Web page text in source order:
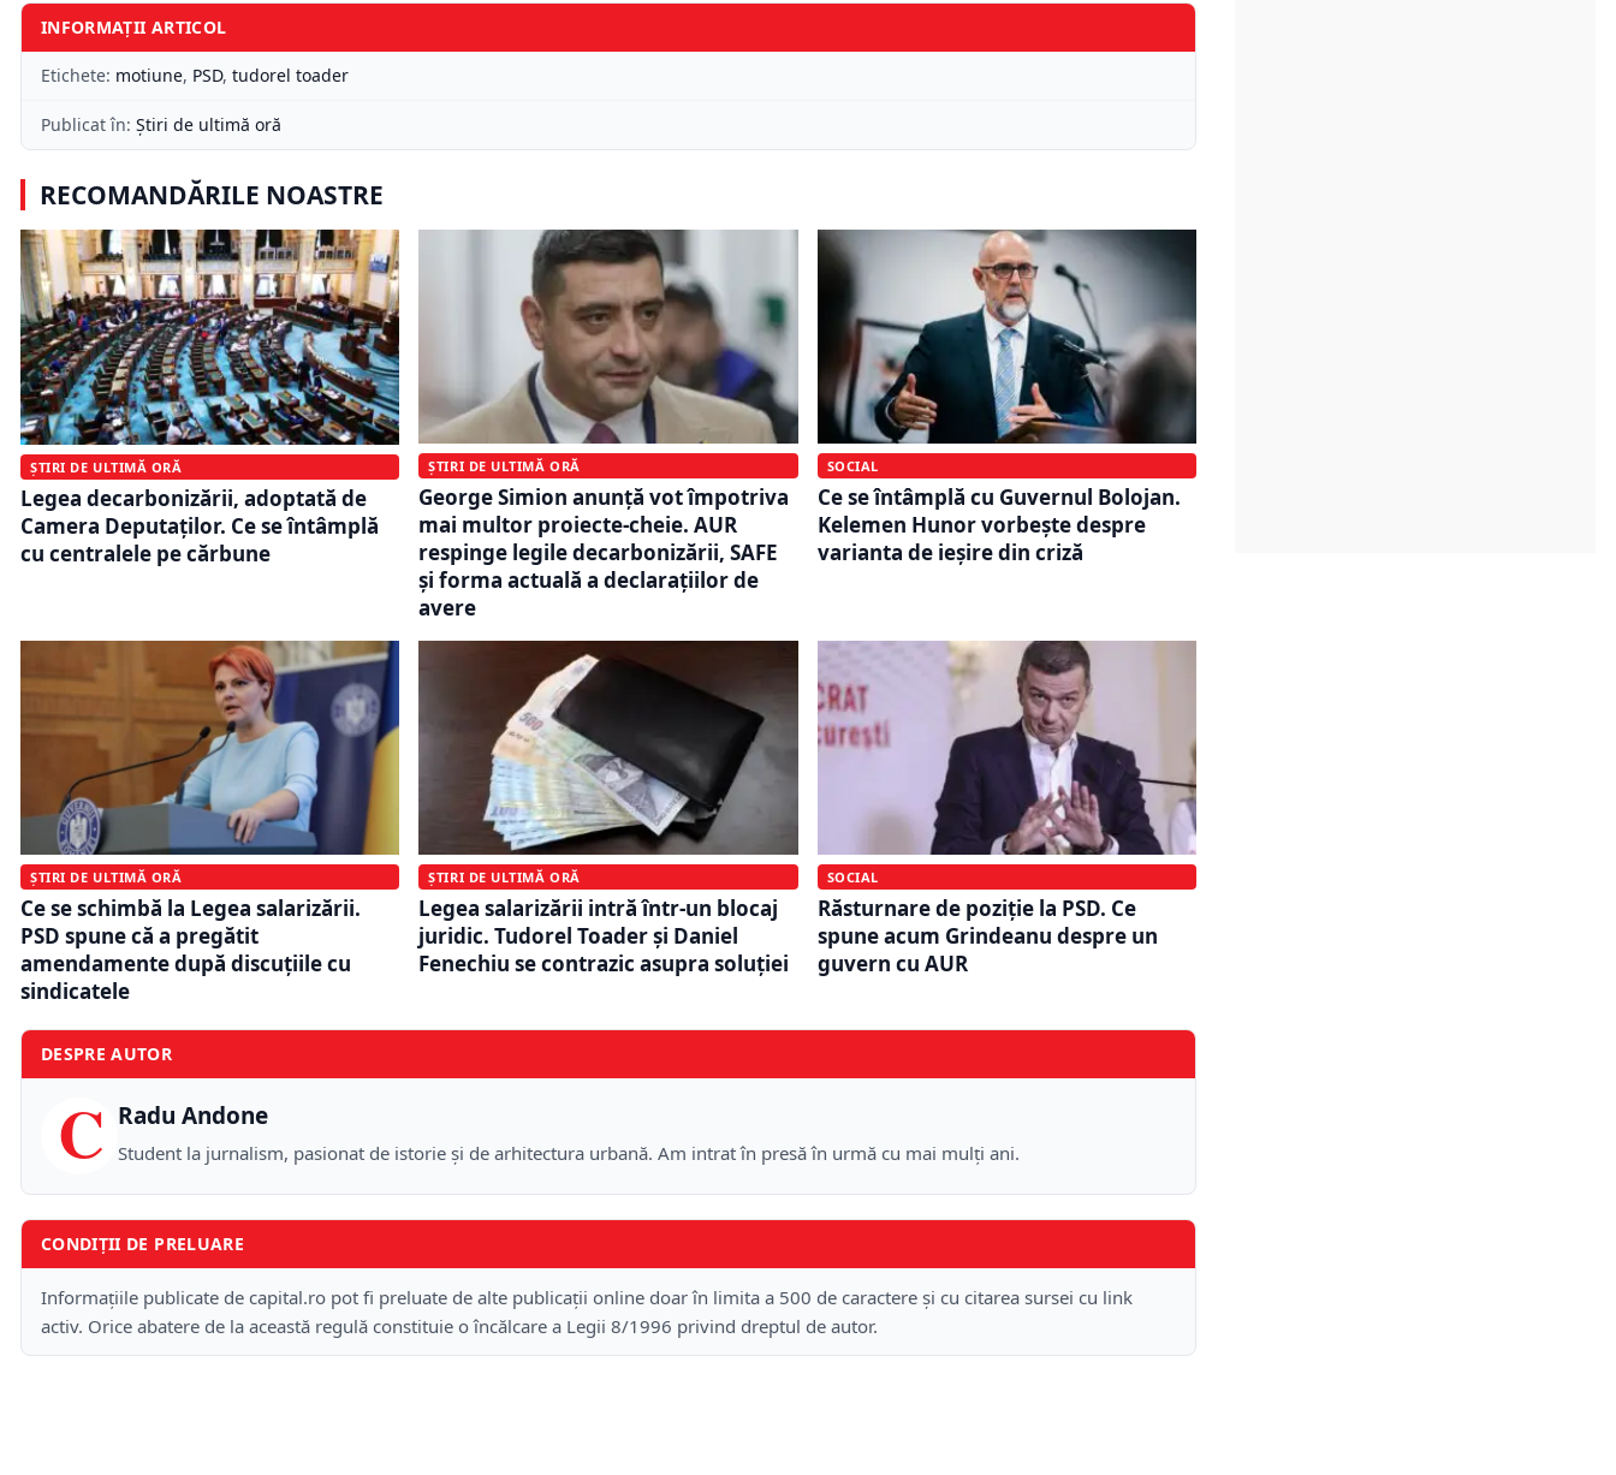
INFORMAȚII ARTICOL
Etichete: motiune, PSD, tudorel toader
Publicat în: Știri de ultimă oră
RECOMANDĂRILE NOASTRE
ȘTIRI DE ULTIMĂ ORĂ
Legea decarbonizării, adoptată de
Camera Deputaților. Ce se întâmplă
cu centralele pe cărbune
ȘTIRI DE ULTIMĂ ORĂ
George Simion anunță vot împotriva
mai multor proiecte-cheie. AUR
respinge legile decarbonizării, SAFE
și forma actuală a declarațiilor de
avere
SOCIAL
Ce se întâmplă cu Guvernul Bolojan.
Kelemen Hunor vorbește despre
varianta de ieșire din criză
ȘTIRI DE ULTIMĂ ORĂ
Ce se schimbă la Legea salarizării.
PSD spune că a pregătit
amendamente după discuțiile cu
sindicatele
ȘTIRI DE ULTIMĂ ORĂ
Legea salarizării intră într-un blocaj
juridic. Tudorel Toader și Daniel
Fenechiu se contrazic asupra soluției
SOCIAL
Răsturnare de poziție la PSD. Ce
spune acum Grindeanu despre un
guvern cu AUR
DESPRE AUTOR
C Radu Andone
Student la jurnalism, pasionat de istorie și de arhitectura urbană. Am intrat în presă în urmă cu mai mulți ani.
CONDIȚII DE PRELUARE
Informațiile publicate de capital.ro pot fi preluate de alte publicații online doar în limita a 500 de caractere și cu citarea sursei cu link
activ. Orice abatere de la această regulă constituie o încălcare a Legii 8/1996 privind dreptul de autor.